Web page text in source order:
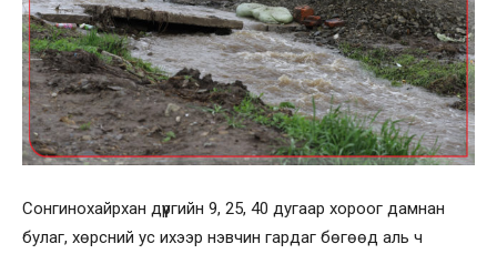
Сонгинохайрхан дүүргийн 9, 25, 40 дугаар хороог дамнан
булаг, хөрсний ус ихээр нэвчин гардаг бөгөөд аль ч